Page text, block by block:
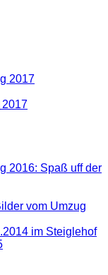
2017
2017
2016: Spaß uff der
vom Umzug
im Steiglehof